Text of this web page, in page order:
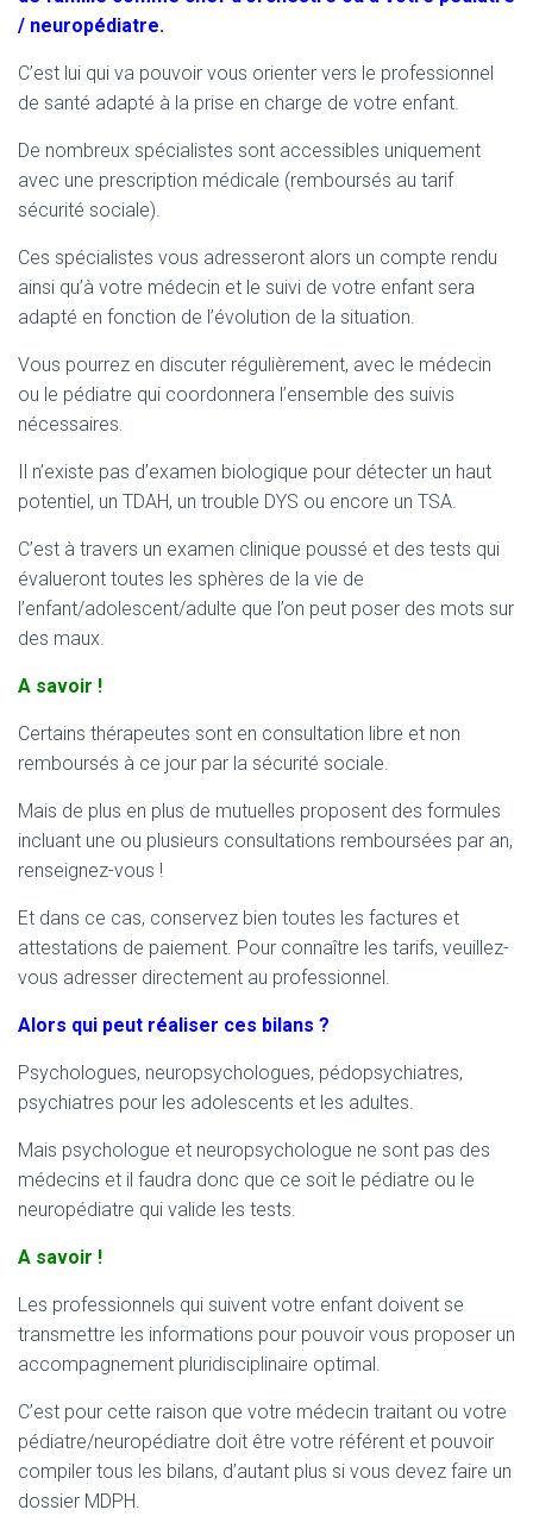
N
/ neuropédiatre.
C’est lui qui va pouvoir vous orienter vers le professionnel
de santé adapté à la prise en charge de votre enfant.
De nombreux spécialistes sont accessibles uniquement
avec une prescription médicale (remboursés au tarif
sécurité sociale).
Ces spécialistes vous adresseront alors un compte rendu
ainsi qu’à votre médecin et le suivi de votre enfant sera
adapté en fonction de l’évolution de la situation.
Vous pourrez en discuter régulièrement, avec le médecin
ou le pédiatre qui coordonnera l’ensemble des suivis
nécessaires.
Il n’existe pas d’examen biologique pour détecter un haut
potentiel, un TDAH, un trouble DYS ou encore un TSA.
C’est à travers un examen clinique poussé et des tests qui
évalueront toutes les sphères de la vie de
l’enfant/adolescent/adulte que l’on peut poser des mots sur
des maux.
A savoir !
Certains thérapeutes sont en consultation libre et non
remboursés à ce jour par la sécurité sociale.
Mais de plus en plus de mutuelles proposent des formules
incluant une ou plusieurs consultations remboursées par an,
renseignez-vous !
Et dans ce cas, conservez bien toutes les factures et
attestations de paiement. Pour connaître les tarifs, veuillez-
vous adresser directement au professionnel.
Alors qui peut réaliser ces bilans ?
Psychologues, neuropsychologues, pédopsychiatres,
psychiatres pour les adolescents et les adultes.
Mais psychologue et neuropsychologue ne sont pas des
médecins et il faudra donc que ce soit le pédiatre ou le
neuropédiatre qui valide les tests.
A savoir !
Les professionnels qui suivent votre enfant doivent se
transmettre les informations pour pouvoir vous proposer un
accompagnement pluridisciplinaire optimal.
C’est pour cette raison que votre médecin traitant ou votre
pédiatre/neuropédiatre doit être votre référent et pouvoir
compiler tous les bilans, d’autant plus si vous devez faire un
dossier MDPH.